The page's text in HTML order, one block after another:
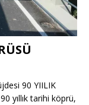
90 YIILIK
yıllık tarihi köprü,